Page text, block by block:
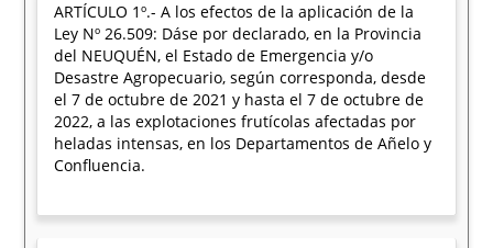
ARTÍCULO 1º.- A los efectos de la aplicación de la
Ley Nº 26.509: Dáse por declarado, en la Provincia
del NEUQUÉN, el Estado de Emergencia y/o
Desastre Agropecuario, según corresponda, desde
el 7 de octubre de 2021 y hasta el 7 de octubre de
2022, a las explotaciones frutícolas afectadas por
heladas intensas, en los Departamentos de Añelo y
Confluencia.